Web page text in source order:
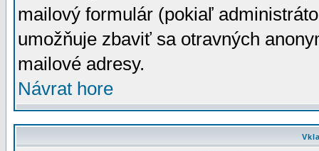
mailový formulár (pokiaľ
umožňuje zbaviť sa otravných
mailové adresy.
Návrat hore